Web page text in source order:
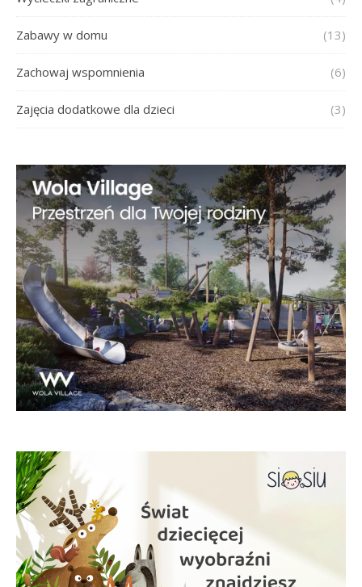
Zabawy w domu (13)
Zachowaj wspomnienia (6)
Zajęcia dodatkowe dla dzieci (3)